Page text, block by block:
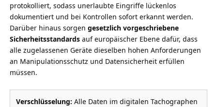
protokolliert, sodass unerlaubte Eingriffe lückenlos
dokumentiert und bei Kontrollen sofort erkannt werden.
Darüber hinaus sorgen gesetzlich vorgeschriebene
Sicherheitsstandards auf europäischer Ebene dafür, dass
alle zugelassenen Geräte dieselben hohen Anforderungen
an Manipulationsschutz und Datensicherheit erfüllen
müssen.
Verschlüsselung: Alle Daten im digitalen Tachographen